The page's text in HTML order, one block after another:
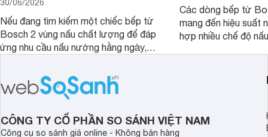
30/06/2026
Nếu đang tìm kiếm một chiếc bếp từ
Bosch 2 vùng nấu chất lượng để đáp
ứng nhu cầu nấu nướng hằng ngày,
chọn đáng cân nhắc.
Các dòng bếp từ
mang đến hiệu suất
hợp nhiều chế độ
vùng nấu đáng mua
CÔNG TY CỔ PHẦN SO SÁNH VIỆT NAM
Công cụ so sánh giá online - Không bán hàng